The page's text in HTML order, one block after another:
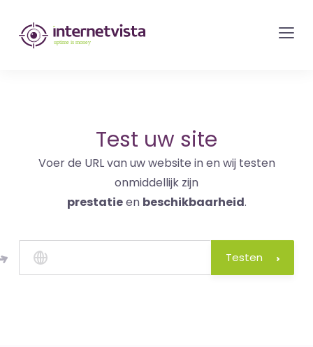
internetvista
monitoring
en
internetdiensten
Uptime
is
money
Test uw site
Voer de URL van uw website in en wij testen
onmiddellijk zijn
prestatieen beschikbaarheid.
Testen